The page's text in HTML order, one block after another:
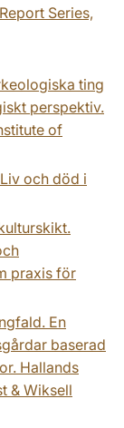
Series,
ting
perspektiv.
of
och död i
praxis för
En
baserad
Hallands
& Wiksell